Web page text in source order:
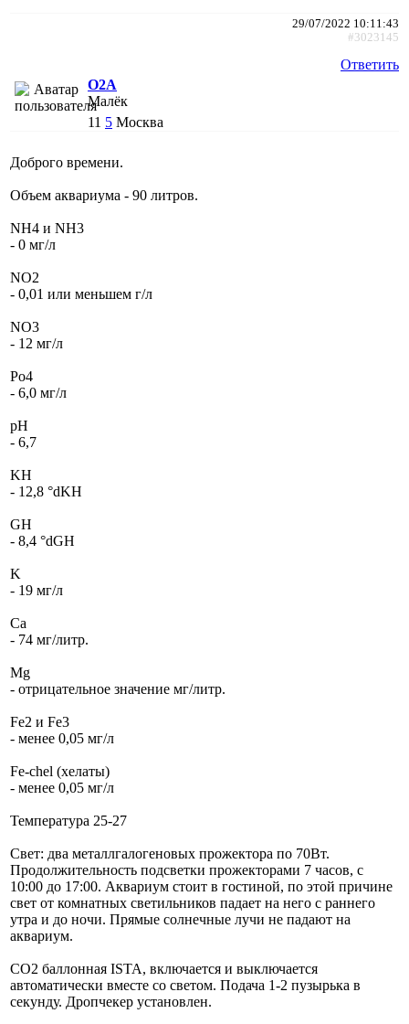
29/07/2022 10:11:43
#3023145
Ответить
O2A
Малёк
11 5 Москва
Доброго времени.
Объем аквариума - 90 литров.
NH4 и NH3
- 0 мг/л
NO2
- 0,01 или меньшем г/л
NO3
- 12 мг/л
Po4
- 6,0 мг/л
pH
- 6,7
KH
- 12,8 °dKH
GH
- 8,4 °dGH
K
- 19 мг/л
Ca
- 74 мг/литр.
Mg
- отрицательное значение мг/литр.
Fe2 и Fe3
- менее 0,05 мг/л
Fe-chel (хелаты)
- менее 0,05 мг/л
Температура 25-27
Свет: два металлгалогеновых прожектора по 70Вт.
Продолжительность подсветки прожекторами 7 часов, с
10:00 до 17:00. Аквариум стоит в гостиной, по этой причине
свет от комнатных светильников падает на него с раннего
утра и до ночи. Прямые солнечные лучи не падают на
аквариум.
CO2 баллонная ISTA, включается и выключается
автоматически вместе со светом. Подача 1-2 пузырька в
секунду. Дропчекер установлен.